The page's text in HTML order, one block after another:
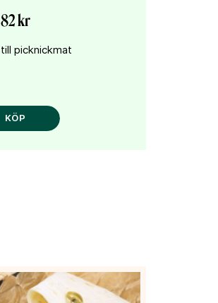
82 kr
picknickmat
KÖP